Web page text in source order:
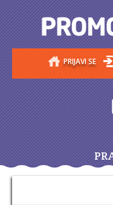
PRIJAVI SE